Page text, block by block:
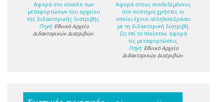
Αφορά στο σύνολο των
μεταφορτώσων του αρχείου
της διδακτορικής διατριβής.
Πηγή: Εθνικό Αρχείο
Διδακτορικών Διατριβών.
Αφορά στους συνδεδεμένους
στο σύστημα χρήστες οι
οποίοι έχουν αλληλεπιδράσει
με τη διδακτορική διατριβή.
Ως επί το πλείστον, αφορά
τις μεταφορτώσεις.
Πηγή: Εθνικό Αρχείο
Διδακτορικών Διατριβών.